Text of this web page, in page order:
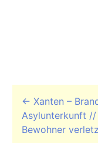
Beitrags-
← Xanten –
Asylunterkunft //
Bewohner